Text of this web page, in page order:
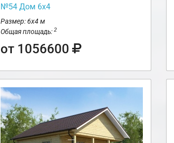
№54 Дом 6х4
Размер: 6х4 м
Общая площадь: 2
от 1056600